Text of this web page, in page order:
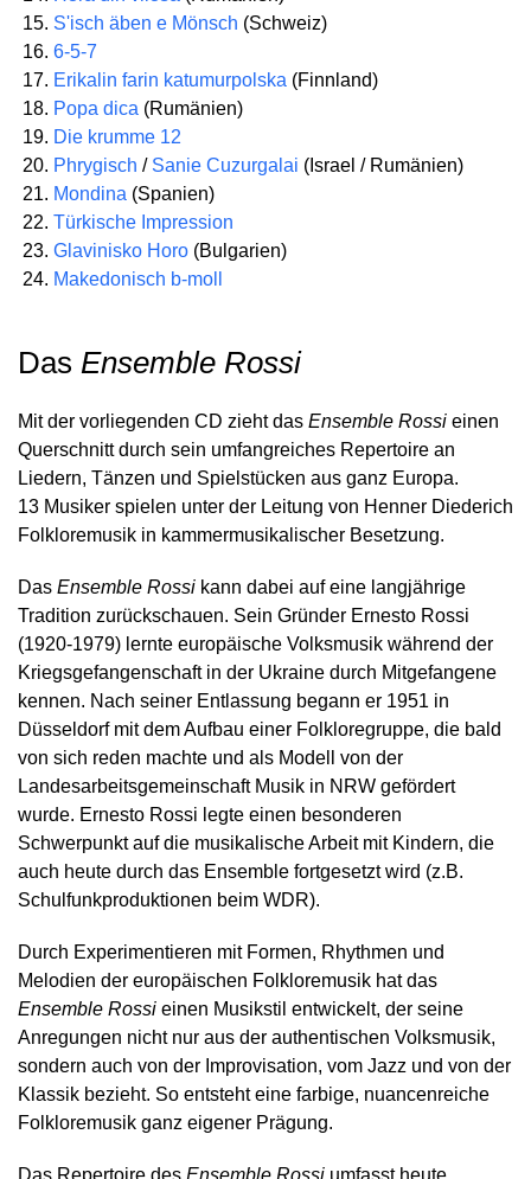
S'isch äben e Mönsch (Schweiz)
6-5-7
Erikalin farin katumurpolska (Finnland)
Popa dica (Rumänien)
Die krumme 12
Phrygisch / Sanie Cuzurgalai (Israel / Rumänien)
Mondina (Spanien)
Türkische Impression
Glavinisko Horo (Bulgarien)
Makedonisch b-moll
Das Ensemble Rossi
Mit der vorliegenden CD zieht das Ensemble Rossi einen
Querschnitt durch sein umfangreiches Repertoire an
Liedern, Tänzen und Spielstücken aus ganz Europa.
13 Musiker spielen unter der Leitung von Henner Diederich
Folkloremusik in kammermusikalischer Besetzung.
Das Ensemble Rossi kann dabei auf eine langjährige
Tradition zurückschauen. Sein Gründer Ernesto Rossi
(1920-1979) lernte europäische Volksmusik während der
Kriegsgefangenschaft in der Ukraine durch Mitgefangene
kennen. Nach seiner Entlassung begann er 1951 in
Düsseldorf mit dem Aufbau einer Folkloregruppe, die bald
von sich reden machte und als Modell von der
Landesarbeitsgemeinschaft Musik in NRW gefördert
wurde. Ernesto Rossi legte einen besonderen
Schwerpunkt auf die musikalische Arbeit mit Kindern, die
auch heute durch das Ensemble fortgesetzt wird (z.B.
Schulfunkproduktionen beim WDR).
Durch Experimentieren mit Formen, Rhythmen und
Melodien der europäischen Folkloremusik hat das
Ensemble Rossi einen Musikstil entwickelt, der seine
Anregungen nicht nur aus der authentischen Volksmusik,
sondern auch von der Improvisation, vom Jazz und von der
Klassik bezieht. So entsteht eine farbige, nuancenreiche
Folkloremusik ganz eigener Prägung.
Das Repertoire des Ensemble Rossi umfasst heute